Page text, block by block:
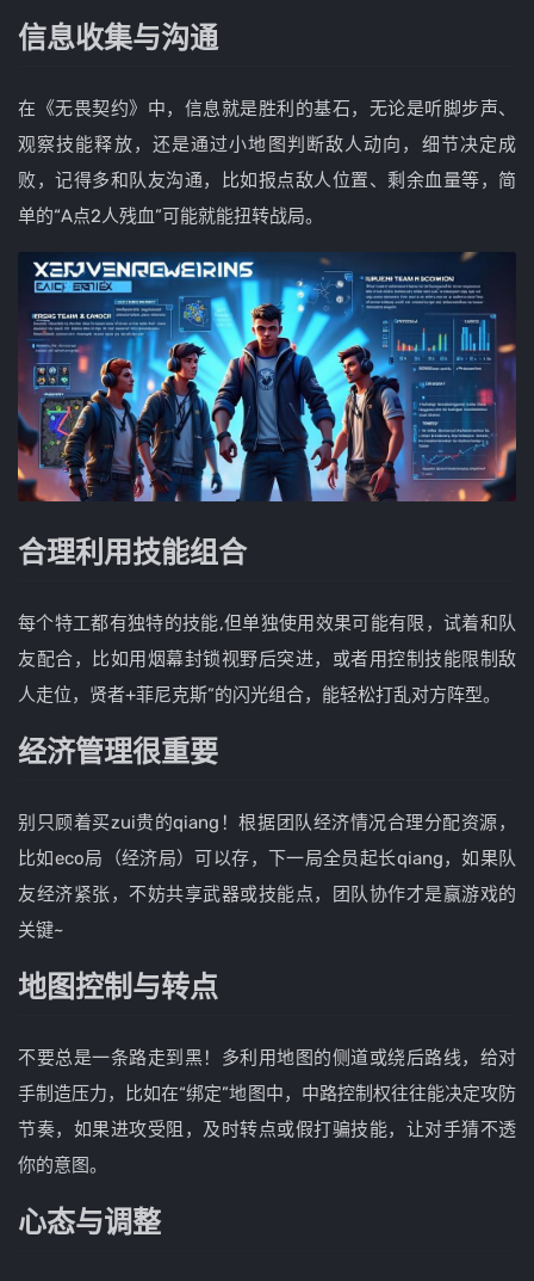
信息收集与沟通
在《无畏契约》中，信息就是胜利的基石，无论是听脚步声、
观察技能释放，还是通过小地图判断敌人动向，细节决定成
败，记得多和队友沟通，比如报点敌人位置、剩余血量等，简
单的“A点2人残血”可能就能扭转战局。
合理利用技能组合
每个特工都有独特的技能,但单独使用效果可能有限，试着和队
友配合，比如用烟幕封锁视野后突进，或者用控制技能限制敌
人走位，贤者+菲尼克斯”的闪光组合，能轻松打乱对方阵型。
经济管理很重要
别只顾着买zui贵的qiang！根据团队经济情况合理分配资源，
比如eco局（经济局）可以存，下一局全员起长qiang，如果队
友经济紧张，不妨共享武器或技能点，团队协作才是赢游戏的
关键~
地图控制与转点
不要总是一条路走到黑！多利用地图的侧道或绕后路线，给对
手制造压力，比如在“绑定”地图中，中路控制权往往能决定攻防
节奏，如果进攻受阻，及时转点或假打骗技能，让对手猜不透
你的意图。
心态与调整